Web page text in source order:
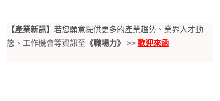
【產業新訊】 若您願意提供更多的產業趨勢、業界人才動
態、工作機會等資訊至 《職場力》 >> 歡迎來函